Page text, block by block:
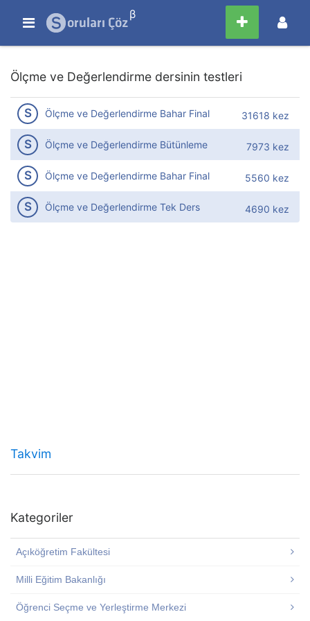
β
Ölçme ve Değerlendirme dersinin testleri
S Ölçme ve Değerlendirme Bahar Final 31618 kez
S Ölçme ve Değerlendirme Bütünleme 7973 kez
S Ölçme ve Değerlendirme Bahar Final 5560 kez
S Ölçme ve Değerlendirme Tek Ders 4690 kez
Takvim
Kategoriler
Açıköğretim Fakültesi
Milli Eğitim Bakanlığı
Öğrenci Seçme ve Yerleştirme Merkezi